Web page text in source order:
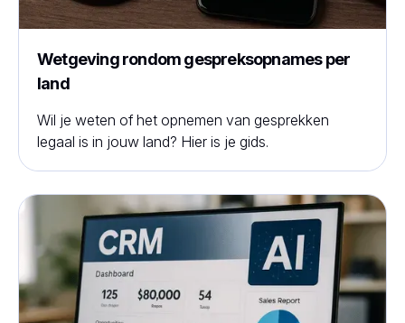
Wetgeving rondom gespreksopnames per
land
Wil je weten of het opnemen van gesprekken
legaal is in jouw land? Hier is je gids.